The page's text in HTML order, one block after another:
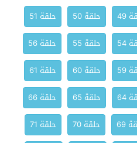
49 حلقة 50
حلقة 51
54 حلقة 55
حلقة 56
59 حلقة 60
حلقة 61
64 حلقة 65
حلقة 66
69 حلقة 70
حلقة 71